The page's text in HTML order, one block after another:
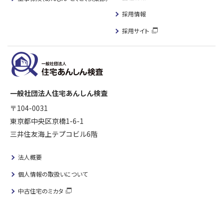
採用情報
採用サイト
一般社団法人住宅あんしん検査
〒104-0031
東京都中央区京橋1-6-1
三井住友海上テプコビル6階
法人概要
個人情報の取扱いについて
中古住宅のミカタ